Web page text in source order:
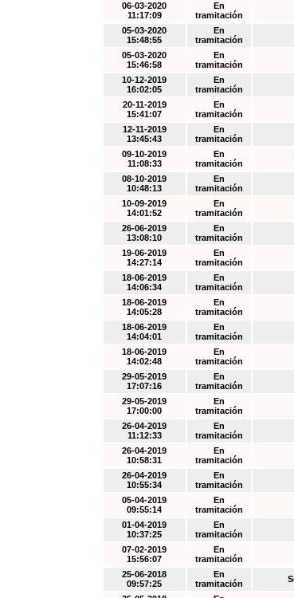
06-03-2020
11:17:09
En
tramitación
05-03-2020
15:48:55
En
tramitación
05-03-2020
15:46:58
En
tramitación
10-12-2019
16:02:05
En
tramitación
20-11-2019
15:41:07
En
tramitación
12-11-2019
13:45:43
En
tramitación
09-10-2019
11:08:33
En
tramitación
08-10-2019
10:48:13
En
tramitación
10-09-2019
14:01:52
En
tramitación
26-06-2019
13:08:10
En
tramitación
19-06-2019
14:27:14
En
tramitación
18-06-2019
14:06:34
En
tramitación
18-06-2019
14:05:28
En
tramitación
18-06-2019
14:04:01
En
tramitación
18-06-2019
14:02:48
En
tramitación
29-05-2019
17:07:16
En
tramitación
29-05-2019
17:00:00
En
tramitación
26-04-2019
11:12:33
En
tramitación
26-04-2019
10:58:31
En
tramitación
26-04-2019
10:55:34
En
tramitación
05-04-2019
09:55:14
En
tramitación
01-04-2019
10:37:25
En
tramitación
07-02-2019
15:56:07
En
tramitación
25-06-2018
09:57:25
En
tramitación